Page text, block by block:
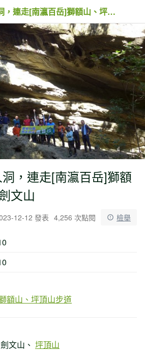
台南秘境-百人洞，連走[南瀛百岳]獅額山、坪頂山與劍文山
，連走[南瀛百岳]獅額
文山
12-12 發表 4,256 次點閱 檢舉
額山、坪頂山步道
劍文山 坪頂山